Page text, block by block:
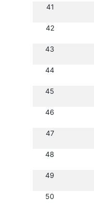
41
42
43
44
45
46
47
48
49
50